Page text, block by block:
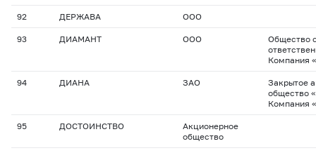
92 ДЕРЖАВА ООО
93 ДИАМАНТ ООО
Общество
Компания
94 ДИАНА ЗАО
Закрытое
общество
Компания
95 ДОСТОИНСТВО
Акционерное
общество